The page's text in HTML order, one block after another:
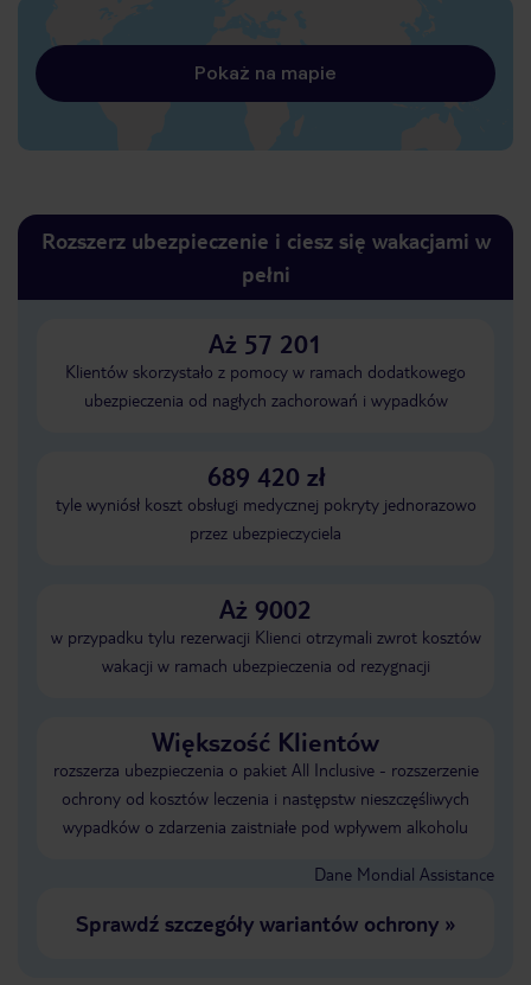
Pokaż na mapie
Rozszerz ubezpieczenie i ciesz się wakacjami w
pełni
Aż 57 201
Klientów skorzystało z pomocy w ramach dodatkowego
ubezpieczenia od nagłych zachorowań i wypadków
689 420 zł
tyle wyniósł koszt obsługi medycznej pokryty jednorazowo
przez ubezpieczyciela
Aż 9002
w przypadku tylu rezerwacji Klienci otrzymali zwrot kosztów
wakacji w ramach ubezpieczenia od rezygnacji
Większość Klientów
rozszerza ubezpieczenia o pakiet All Inclusive - rozszerzenie
ochrony od kosztów leczenia i następstw nieszczęśliwych
wypadków o zdarzenia zaistniałe pod wpływem alkoholu
Dane Mondial Assistance
Sprawdź szczegóły wariantów ochrony»